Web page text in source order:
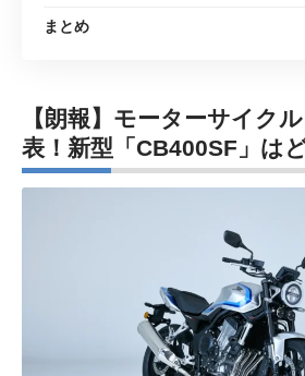
まとめ
【朗報】モーターサイク
表！新型「CB400SF」は